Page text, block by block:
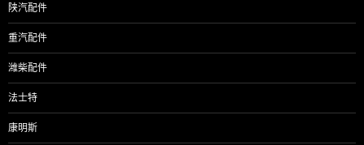
陕汽配件
重汽配件
潍柴配件
法士特
康明斯